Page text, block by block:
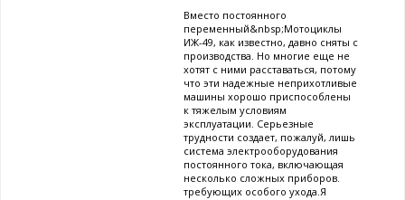
Вместо постоянного
переменный&nbsp;Мотоциклы
ИЖ-49, как известно, давно сняты с
производства. Но многие еще не
хотят с ними расставаться, потому
что эти надежные неприхотливые
машины хорошо приспособлены
к тяжелым условиям
эксплуатации. Серьезные
трудности создает, пожалуй, лишь
система электрооборудования
постоянного тока, включающая
несколько сложных приборов.
требующих особого ухода.Я